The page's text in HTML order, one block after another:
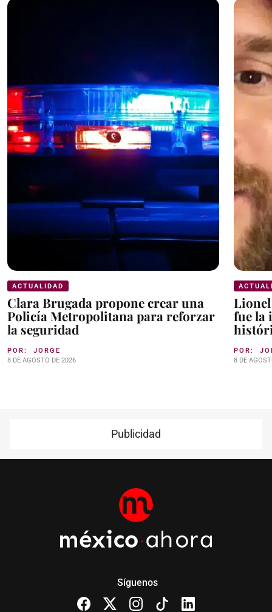
ACTUALIDAD
Clara Brugada propone crear una
Policía Metropolitana para reforzar
la seguridad
POR: JORGE
8 DE AGOSTO DE 2026
fue la
POR:
8 DE
Publicidad
Síguenos